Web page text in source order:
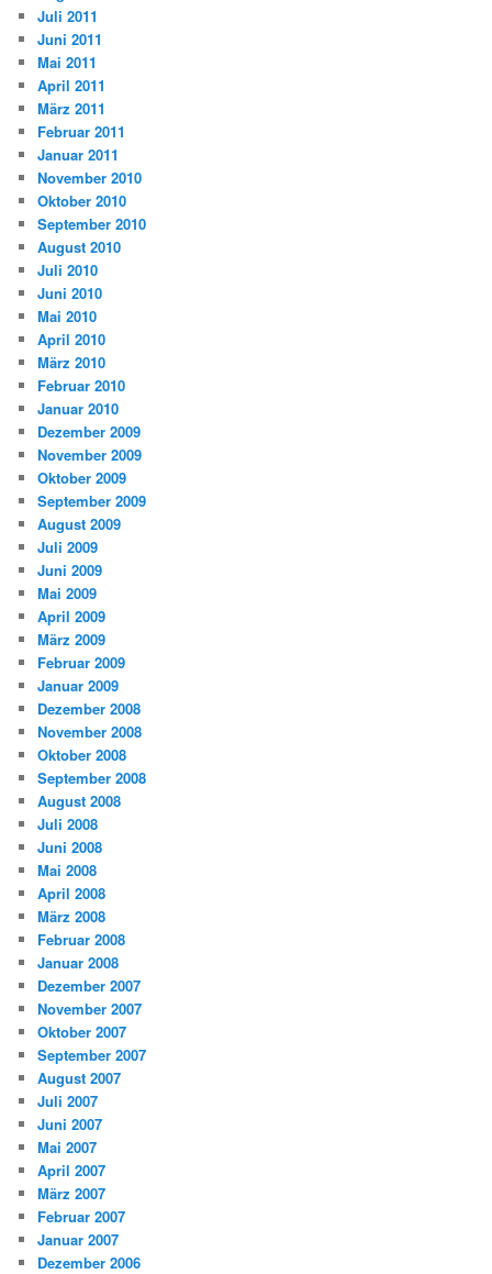
Juli 2011
Juni 2011
Mai 2011
April 2011
März 2011
Februar 2011
Januar 2011
November 2010
Oktober 2010
September 2010
August 2010
Juli 2010
Juni 2010
Mai 2010
April 2010
März 2010
Februar 2010
Januar 2010
Dezember 2009
November 2009
Oktober 2009
September 2009
August 2009
Juli 2009
Juni 2009
Mai 2009
April 2009
März 2009
Februar 2009
Januar 2009
Dezember 2008
November 2008
Oktober 2008
September 2008
August 2008
Juli 2008
Juni 2008
Mai 2008
April 2008
März 2008
Februar 2008
Januar 2008
Dezember 2007
November 2007
Oktober 2007
September 2007
August 2007
Juli 2007
Juni 2007
Mai 2007
April 2007
März 2007
Februar 2007
Januar 2007
Dezember 2006